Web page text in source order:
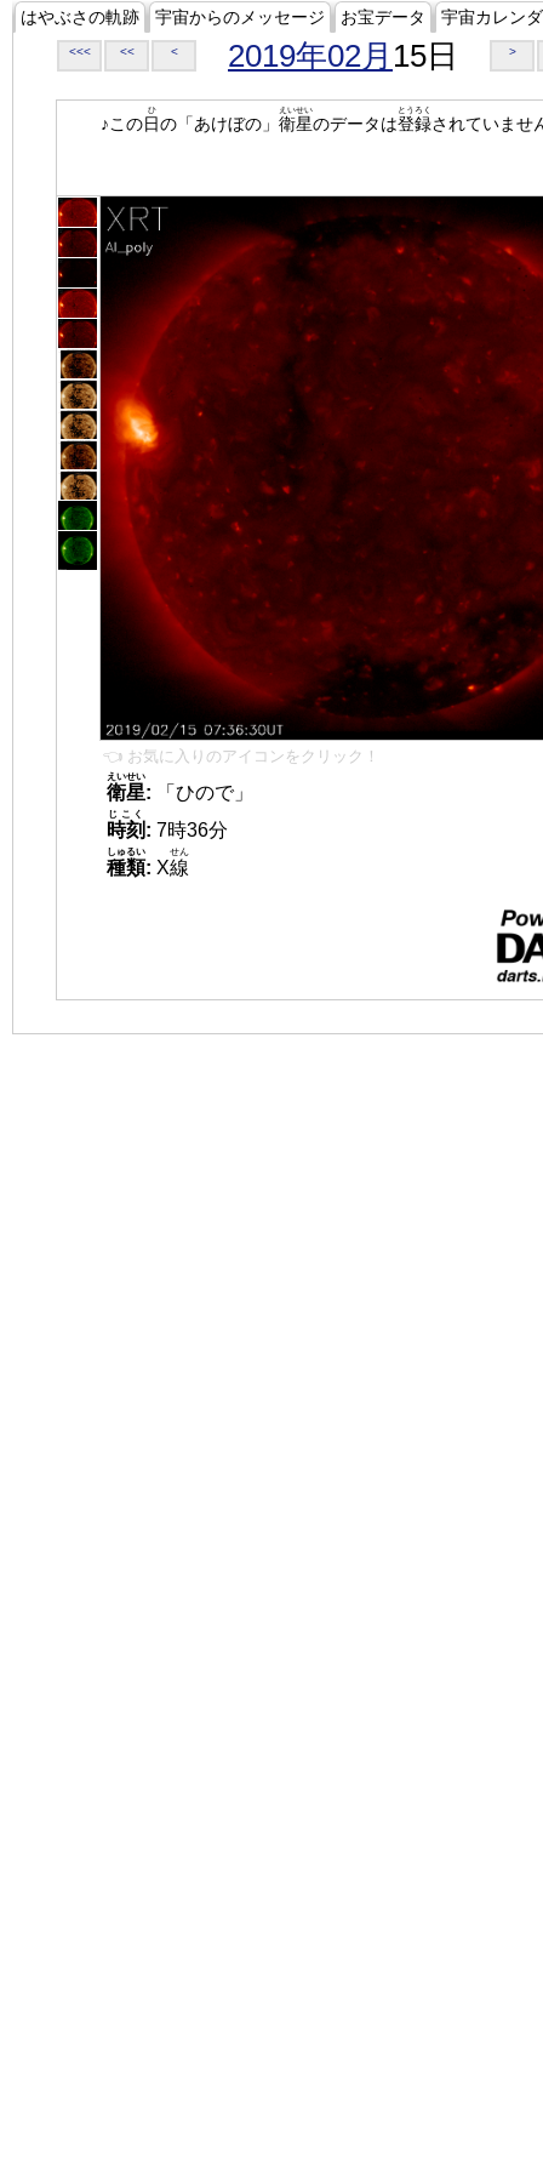
はやぶさの軌跡 宇宙からのメッセージ お宝データ 宇宙カレン
<<< << < 2019年02月 15日 >
♪この日
ひ
の「あけぼの」 衛星
えいせい
のデータは登録
とうろく
されていませ
👈 お気に入りのアイコンをクリック！
衛星
えいせい
:
「ひので」
時刻
じこく
: 7時36分
種類
しゅるい
: X線
せん